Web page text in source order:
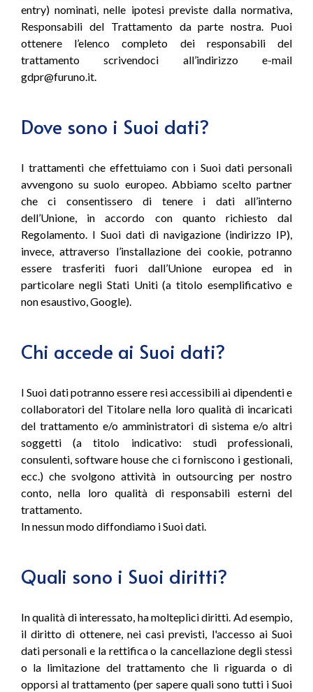
entry) nominati, nelle ipotesi previste dalla normativa,
Responsabili del Trattamento da parte nostra. Puoi
ottenere l’elenco completo dei responsabili del
trattamento scrivendoci all’indirizzo e-mail
gdpr@furuno.it.
Dove sono i Suoi dati?
I trattamenti che effettuiamo con i Suoi dati personali
avvengono su suolo europeo. Abbiamo scelto partner
che ci consentissero di tenere i dati all’interno
dell’Unione, in accordo con quanto richiesto dal
Regolamento. I Suoi dati di navigazione (indirizzo IP),
invece, attraverso l’installazione dei cookie, potranno
essere trasferiti fuori dall’Unione europea ed in
particolare negli Stati Uniti (a titolo esemplificativo e
non esaustivo, Google).
Chi accede ai Suoi dati?
I Suoi dati potranno essere resi accessibili ai dipendenti e
collaboratori del Titolare nella loro qualità di incaricati
del trattamento e/o amministratori di sistema e/o altri
soggetti (a titolo indicativo: studi professionali,
consulenti, software house che ci forniscono i gestionali,
ecc.) che svolgono attività in outsourcing per nostro
conto, nella loro qualità di responsabili esterni del
trattamento.
In nessun modo diffondiamo i Suoi dati.
Quali sono i Suoi diritti?
In qualità di interessato, ha molteplici diritti. Ad esempio,
il diritto di ottenere, nei casi previsti, l'accesso ai Suoi
dati personali e la rettifica o la cancellazione degli stessi
o la limitazione del trattamento che li riguarda o di
opporsi al trattamento (per sapere quali sono tutti i Suoi